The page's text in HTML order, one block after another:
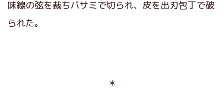
味線の弦を裁ちバサミで切られ、皮を出刃包丁で破
られた。
＊